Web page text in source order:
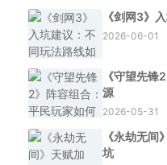
《剑网3》
2026-06-01
《守望先
源
2026-05-31
《永劫无
坑